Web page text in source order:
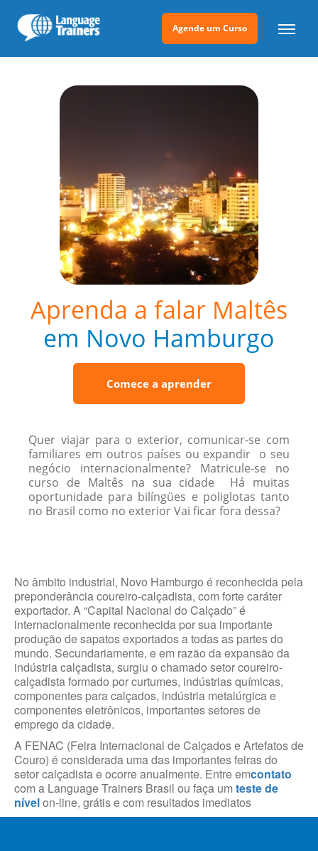
Agende um Curso
Aprenda a falar Maltês
em Novo Hamburgo
Comece a aprender
Quer viajar para o exterior, comunicar-se com
familiares em outros países ou expandir o seu
negócio internacionalmente? Matricule-se no
curso de Maltês na sua cidade Há muitas
oportunidade para bilíngües e poliglotas tanto
no Brasil como no exterior Vai ficar fora dessa?
No âmbito industrial, Novo Hamburgo é reconhecida pela
preponderância coureiro-calçadista, com forte caráter
exportador. A “Capital Nacional do Calçado” é
internacionalmente reconhecida por sua importante
produção de sapatos exportados a todas as partes do
mundo. Secundariamente, e em razão da expansão da
indústria calçadista, surgiu o chamado setor coureiro-
calçadista formado por curtumes, indústrias químicas,
componentes para calçados, indústria metalúrgica e
componentes eletrônicos, importantes setores de
emprego da cidade.
A FENAC (Feira Internacional de Calçados e Artefatos de
Couro) é considerada uma das importantes feiras do
setor calçadista e ocorre anualmente. Entre emcontato
com a Language Trainers Brasil ou faça um teste de
nívelon-line, grátis e com resultados imediatos